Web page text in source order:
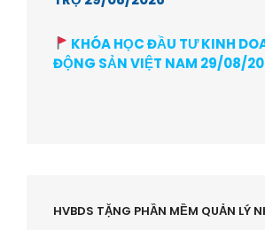
KHÓA HỌC ĐẦU TƯ KINH
ĐỘNG SẢN VIỆT NAM 29/08/
HVBDS TẶNG PHẦN MỀM QUẢN LÝ